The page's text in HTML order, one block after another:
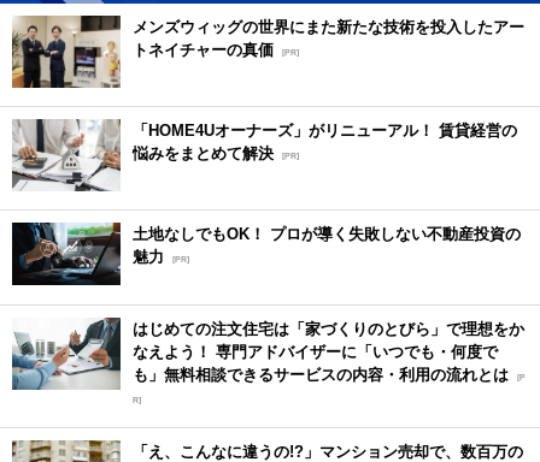
メンズウィッグの世界にまた新たな技術を投入したアー
トネイチャーの真価 [PR]
「HOME4Uオーナーズ」がリニューアル！ 賃貸経営の
悩みをまとめて解決 [PR]
土地なしでもOK！ プロが導く失敗しない不動産投資の
魅力
[PR]
はじめての注文住宅は「家づくりのとびら」で理想をか
なえよう！ 専門アドバイザーに「いつでも・何度で
も」無料相談できるサービスの内容・利用の流れとは [P
R]
「え、こんなに違うの!?」マンション売却で、数百万の